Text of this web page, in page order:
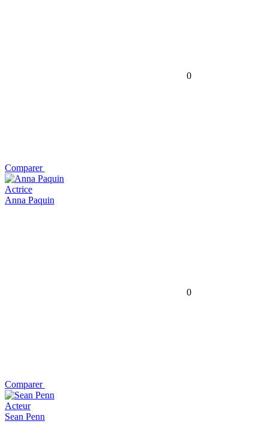
0
Comparer
Actrice
Anna Paquin
0
Comparer
Acteur
Sean Penn